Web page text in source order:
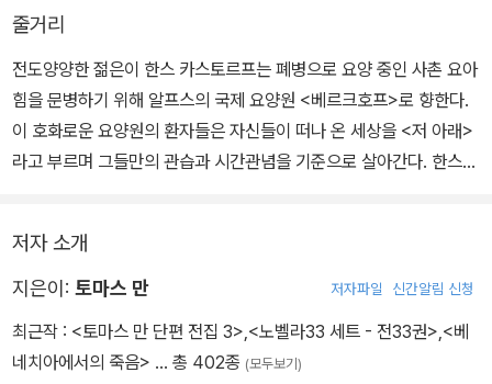
지 모른다. (68)
줄거리
전도양양한 젊은이 한스 카스토르프는 폐병으로 요양 중인 사촌 요아
힘을 문병하기 위해 알프스의 국제 요양원 <베르크호프>로 향한다.
이 호화로운 요양원의 환자들은 자신들이 떠나 온 세상을 <저 아래>
라고 부르며 그들만의 관습과 시간관념을 기준으로 살아간다. 한스
환자>가 되어 요양원에 계속 머물게 된다. 삶이 더 이상 의미를 가지
지 못하는 곳, 오직 죽음만이 절대 가치로 추앙받는 베르크호프에 발
이어질 것인가!
저자 소개
지은이: 토마스 만 저자파일 신간알림 신청
최근작 : <토마스 만 단편 전집 3>,<노벨라33 세트 - 전33권>,<베
네치아에서의 죽음> … 총 402종 (모두보기)